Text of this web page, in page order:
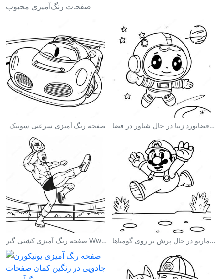
صفحات رنگ‌آمیزی محبوب
صفحه رنگ آمیزی سرعتی سونیک صفحه رنگ آمیزی فضانورد زیبا در حال شناور در فضا
صفحه رنگ آمیزی کشتی گیر Wwe در حال پرش بر روی حریف صفحه رنگ آمیزی ماریو در حال پرش بر روی گومباها